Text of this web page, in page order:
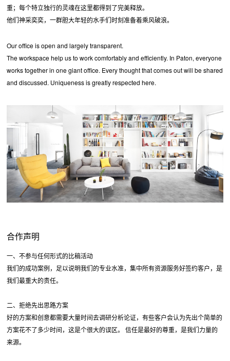
重；每个特立独行的灵魂在这里都得到了完美释放。
他们神采奕奕，一群胆大年轻的水手们时刻准备着乘风破浪。
Our office is open and largely transparent.
The workspace help us to work comfortably and efficiently. In Paton, everyone
works together in one giant office. Every thought that comes out will be shared
and discussed. Uniqueness is greatly respected here.
合作声明
一、不参与任何形式的比稿活动
我们的成功案例，足以说明我们的专业水准，集中所有资源服务好签约客户，是
我们最重大的责任。
二、拒绝先出思路方案
好的方案和创意都需要大量时间去调研分析论证，有些客户会认为先出个简单的
方案花不了多少时间，这是个很大的误区。 信任是最好的尊重，是我们力量的
来源。